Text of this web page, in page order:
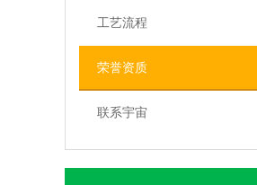
工艺流程
荣誉资质
联系宇宙